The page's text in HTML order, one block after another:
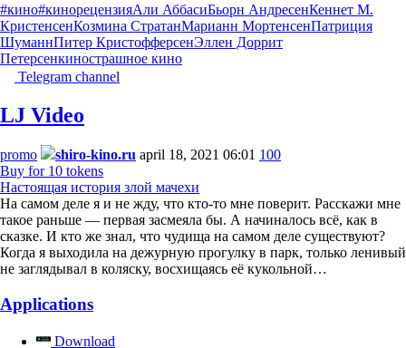
#кино#кинорецензияАли АббасиБьорн АндресенКеннет М.
КристенсенКозмина СтратанМарианн МортенсенПатриция
ШуманнПитер КристофферсенЭллен Доррит
Петерсенкинострашное кино
Telegram channel
LJ Video
promo shiro-kino.ru april 18, 2021 06:01 100
Buy for 10 tokens
Настоящая история злой мачехи
На самом деле я и не жду, что кто-то мне поверит. Расскажи мне
такое раньше — первая засмеяла бы. А начиналось всё, как в
сказке. И кто же знал, что чудища на самом деле существуют?
Когда я выходила на дежурную прогулку в парк, только ленивый
не заглядывал в коляску, восхищаясь её кукольной…
Applications
Download